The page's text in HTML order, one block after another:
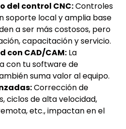
del control CNC:Controles
soporte local y amplia base
a ser más costosos, pero
capacitación y servicio.
con CAD/CAM: La
con tu software de
suma valor al equipo.
Corrección de
ciclos de alta velocidad,
etc., impactan en el